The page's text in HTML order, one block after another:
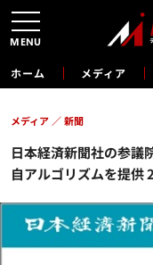
ホーム メディア
日本経済新聞社の参議
自アルゴリズムを提供
メディア 新聞
MENU